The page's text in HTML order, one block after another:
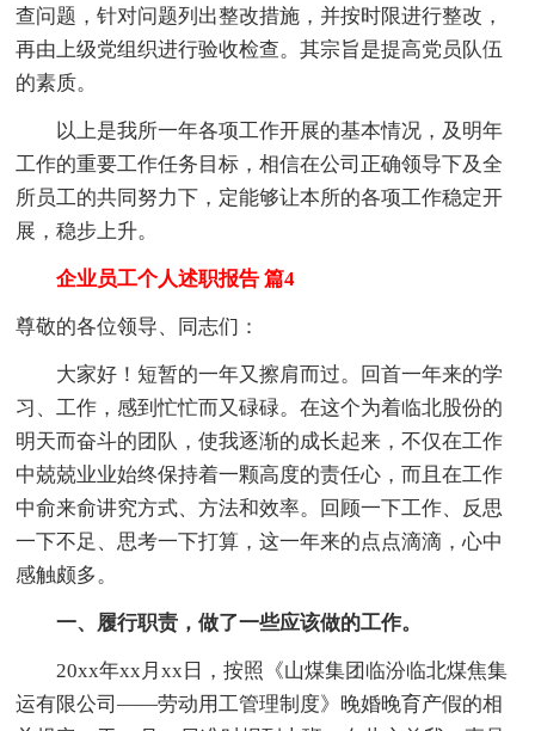
查问题，针对问题列出整改措施，并按时限进行整改，
再由上级党组织进行验收检查。其宗旨是提高党员队伍
的素质。
以上是我所一年各项工作开展的基本情况，及明年
工作的重要工作任务目标，相信在公司正确领导下及全
所员工的共同努力下，定能够让本所的各项工作稳定开
展，稳步上升。
企业员工个人述职报告 篇4
尊敬的各位领导、同志们：
大家好！短暂的一年又擦肩而过。回首一年来的学
习、工作，感到忙忙而又碌碌。在这个为着临北股份的
明天而奋斗的团队，使我逐渐的成长起来，不仅在工作
中兢兢业业始终保持着一颗高度的责任心，而且在工作
中俞来俞讲究方式、方法和效率。回顾一下工作、反思
一下不足、思考一下打算，这一年来的点点滴滴，心中
感触颇多。
一、履行职责，做了一些应该做的工作。
20xx年xx月xx日，按照《山煤集团临汾临北煤焦集
运有限公司——劳动用工管理制度》晚婚晚育产假的相